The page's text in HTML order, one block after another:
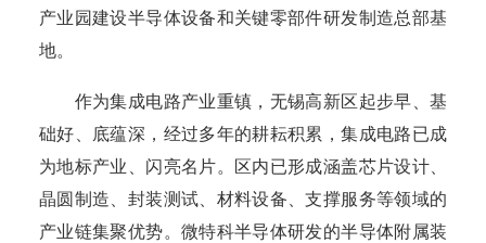
产业园建设半导体设备和关键零部件研发制造总部基
地。
作为集成电路产业重镇，无锡高新区起步早、基
础好、底蕴深，经过多年的耕耘积累，集成电路已成
为地标产业、闪亮名片。区内已形成涵盖芯片设计、
晶圆制造、封装测试、材料设备、支撑服务等领域的
产业链集聚优势。微特科半导体研发的半导体附属装